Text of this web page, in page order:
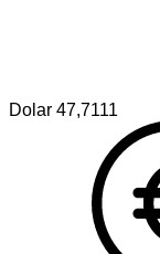
Dolar 47,7111